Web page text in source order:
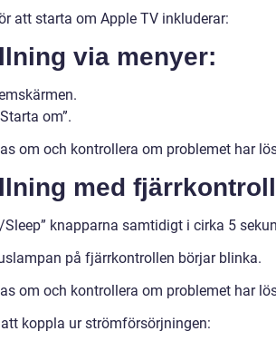
att starta om Apple TV inkluderar:
via menyer:
om”.
om och kontrollera om problemet har
med
Sleep” knapparna samtidigt i cirka 5
på fjärrkontrollen börjar blinka.
om och kontrollera om problemet har
koppla ur strömförsörjningen: